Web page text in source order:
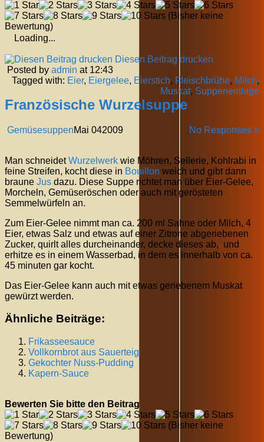
(Bisher keine
Bewertung)
Loading...
Diesen Beitrag drucken
Posted by admin at 12:43
Tagged with: Eier, Eiergelee, Eierstich, Fleischbrühe, Milch,
Muskat, Suppeneinlage
Französische Wurzelsuppe
Gemüsesuppen No Responses »
Mai 042009
Man schneidetWurzelwerk wie Möhren, Sellerie, Kohlrabi in
feine Streifen, kocht diese in Bouillon weich und gibt dann
braune Jus dazu. Diese Suppe richtet man über Eier-Gelee,
Morcheln, Gemüseröschen oder auch mit gerösteten
Semmelwürfeln an.
Zum Eier-Gelee nimmt man ca. 200 ml Sahne oder Milch, 4
Eier, etwas Salz und etwas auf einer Zitrone abgeriebenen
Zucker, quirlt alles durcheinander, decke dieses ab, und
erhitze es in einem Wasserbad, in dem es innerhalb von ca.
45 minuten gar kocht.
Das Eier-Gelee kann auch mit etwas geriebenem Muskat
gewürzt werden.
Ähnliche Beiträge:
Frikasseesauce
Vollkornbrot aus Sauerteig
Gekochter Nuss-Pudding
Kapern-Sauce
Bewerten Sie bitte den Beitrag
(Bisher keine
Bewertung)